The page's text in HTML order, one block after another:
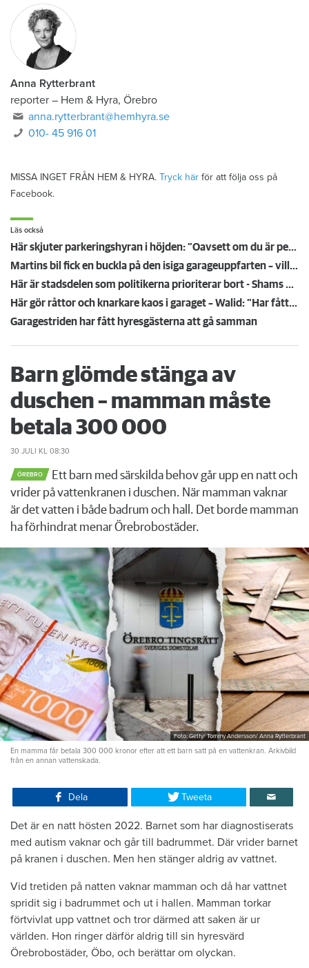
Anna Rytterbrant
reporter – Hem & Hyra, Örebro
anna.rytterbrant@hemhyra.se
010- 45 916 01
MISSA INGET FRÅN HEM & HYRA. Tryck här för att följa oss på
Facebook.
Läs också
Här skjuter parkeringshyran i höjden: ”Oavsett om du är pensionär eller arbetar – det är mycket pengar”
Martins bil fick en buckla på den isiga garageuppfarten – vill att värden ska betala
Här är stadsdelen som politikerna prioriterar bort - Shams område blir allt tystare
Här gör råttor och knarkare kaos i garaget – Walid: ”Har fått städa undan sprutor”
Garagestriden har fått hyresgästerna att gå samman
Barn glömde stänga av
duschen – mamman måste
betala 300 000
30 JULI KL 08:30
ÖREBRO
Ett barn med särskilda behov går upp en natt och
vrider på vattenkranen i duschen. När mamman vaknar
är det vatten i både badrum och hall. Det borde mamman
ha förhindrat menar Örebrobostäder.
Foto: Getty/ Tommy Andersson/ Anna Rytterbrant
En mamma får betala 300 000 kronor efter att ett barn satt på en vattenkran. Arkivbild
från en annan vattenskada.
Dela Tweeta
Det är en natt hösten 2022. Barnet som har diagnostiserats
med autism vaknar och går till badrummet. Där vrider barnet
på kranen i duschen. Men hen stänger aldrig av vattnet.
Vid tretiden på natten vaknar mamman och då har vattnet
spridit sig i badrummet och ut i hallen. Mamman torkar
förtvivlat upp vattnet och tror därmed att saken är ur
världen. Hon ringer därför aldrig till sin hyresvärd
Örebrobostäder, Öbo, och berättar om olyckan.